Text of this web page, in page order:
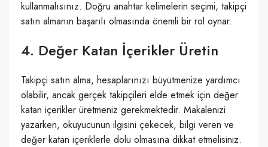
kullanmalısınız. Doğru anahtar kelimelerin seçimi, takipçi
satın almanın başarılı olmasında önemli bir rol oynar.
4. Değer Katan İçerikler Üretin
Takipçi satın alma, hesaplarınızı büyütmenize yardımcı
olabilir, ancak gerçek takipçileri elde etmek için değer
katan içerikler üretmeniz gerekmektedir. Makalenizi
yazarken, okuyucunun ilgisini çekecek, bilgi veren ve
değer katan içeriklerle dolu olmasına dikkat etmelisiniz.